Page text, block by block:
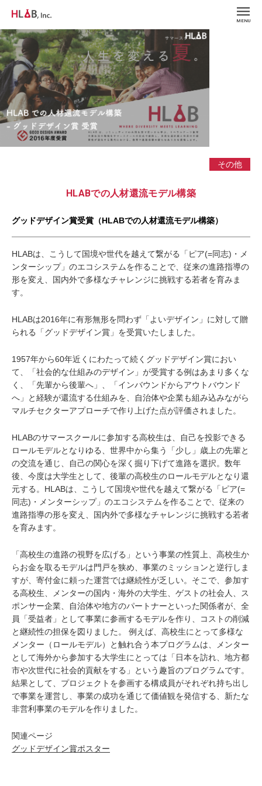
MENU
その他
HLABでの人材還流モデル構築
グッドデザイン賞受賞（HLABでの人材還流モデル構築）
HLABは、こうして国境や世代を越えて繋がる「ピア(=同志)・メ
ンターシップ」のエコシステムを作ることで、従来の進路指導の
形を変え、国内外で多様なチャレンジに挑戦する若者を育みま
す。
HLABは2016年に有形無形を問わず「よいデザイン」に対して贈
られる「グッドデザイン賞」を受賞いたしました。
1957年から60年近くにわたって続くグッドデザイン賞におい
て、「社会的な仕組みのデザイン」が受賞する例はあまり多くな
く、「先輩から後輩へ」、「インバウンドからアウトバウンド
へ」と経験が還流する仕組みを、自治体や企業も組み込みながら
マルチセクターアプローチで作り上げた点が評価されました。
HLABのサマースクールに参加する高校生は、自己を投影できる
ロールモデルとなりゆる、世界中から集う「少し」歳上の先輩と
の交流を通じ、自己の関心を深く掘り下げて進路を選択。数年
後、今度は大学生として、後輩の高校生のロールモデルとなり還
元する。HLABは、こうして国境や世代を越えて繋がる「ピア(=
同志)・メンターシップ」のエコシステムを作ることで、従来の
進路指導の形を変え、国内外で多様なチャレンジに挑戦する若者
を育みます。
「高校生の進路の視野を広げる」という事業の性質上、高校生か
らお金を取るモデルは門戸を狭め、事業のミッションと逆行しま
すが、寄付金に頼った運営では継続性が乏しい。そこで、参加す
る高校生、メンターの国内・海外の大学生、ゲストの社会人、ス
ポンサー企業、自治体や地方のパートナーといった関係者が、全
員「受益者」として事業に参画するモデルを作り、コストの削減
と継続性の担保を図りました。 例えば、高校生にとって多様な
メンター（ロールモデル）と触れ合う本プログラムは、メンター
として海外から参加する大学生にとっては「日本を訪れ、地方都
市や次世代に社会的貢献をする」という趣旨のプログラムです。
結果として、プロジェクトを参画する構成員がそれぞれ持ち出し
で事業を運営し、事業の成功を通じて価値観を発信する、新たな
非営利事業のモデルを作りました。
関連ページ
グッドデザイン賞ポスター